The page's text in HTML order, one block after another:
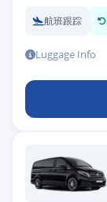
航班跟踪
Luggage Info